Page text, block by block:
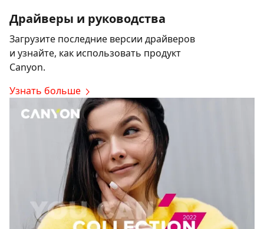
Драйверы и руководства
Загрузите последние версии драйверов
и узнайте, как использовать продукт
Canyon.
Узнать больше